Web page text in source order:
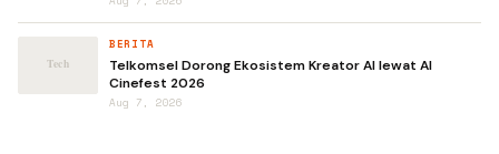
BERITA
Telkomsel Dorong Ekosistem Kreator AI lewat AI
Cinefest 2026
Aug 7, 2026